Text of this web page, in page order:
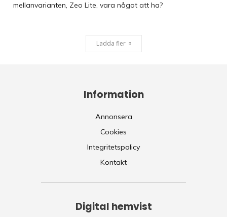
mellanvarianten, Zeo Lite, vara något att ha?
Ladda fler
Information
Annonsera
Cookies
Integritetspolicy
Kontakt
Digital hemvist